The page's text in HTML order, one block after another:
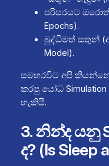
පරිසරයට
Epochs).
බුද්ධිමත් සතුන්
Model).
සමහරවිට අපි
කරපු යෝධ
හැකියි.
3. නින්ද යනු
ද? (Is Sleep